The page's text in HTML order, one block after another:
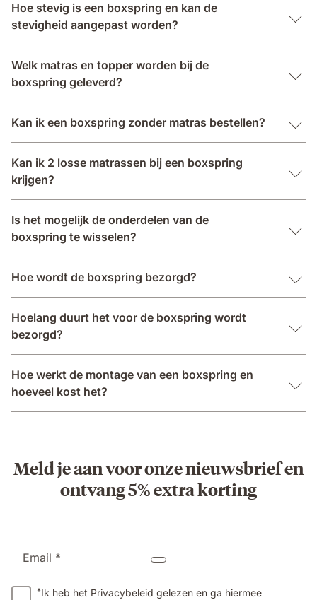
Hoe stevig is een boxspring en kan de
stevigheid aangepast worden?
Welk matras en topper worden bij de
boxspring geleverd?
Kan ik een boxspring zonder matras bestellen?
Kan ik 2 losse matrassen bij een boxspring
krijgen?
Is het mogelijk de onderdelen van de
boxspring te wisselen?
Hoe wordt de boxspring bezorgd?
Hoelang duurt het voor de boxspring wordt
bezorgd?
Hoe werkt de montage van een boxspring en
hoeveel kost het?
Meld je aan voor onze nieuwsbrief en
ontvang 5% extra korting
Email *
*Ik heb het Privacybeleid gelezen en ga hiermee